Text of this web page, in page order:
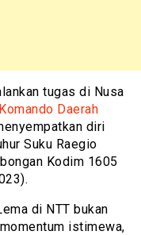
tugas di Nusa
Daerah
diri
Suku Raegio
Kodim 1605
di NTT bukan
istimewa,